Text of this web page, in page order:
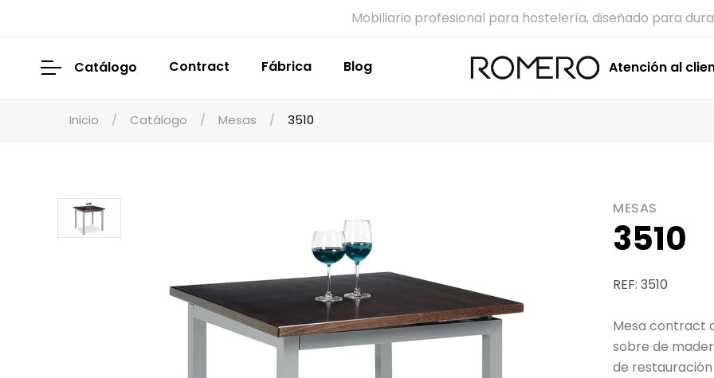
Mobiliario profesional para hostelería, diseñado para
Catálogo Contract Fábrica Blog Atención al
Inicio Catálogo Mesas 3510
MESAS
3510
REF: 3510
Mesa contract
sobre de
de